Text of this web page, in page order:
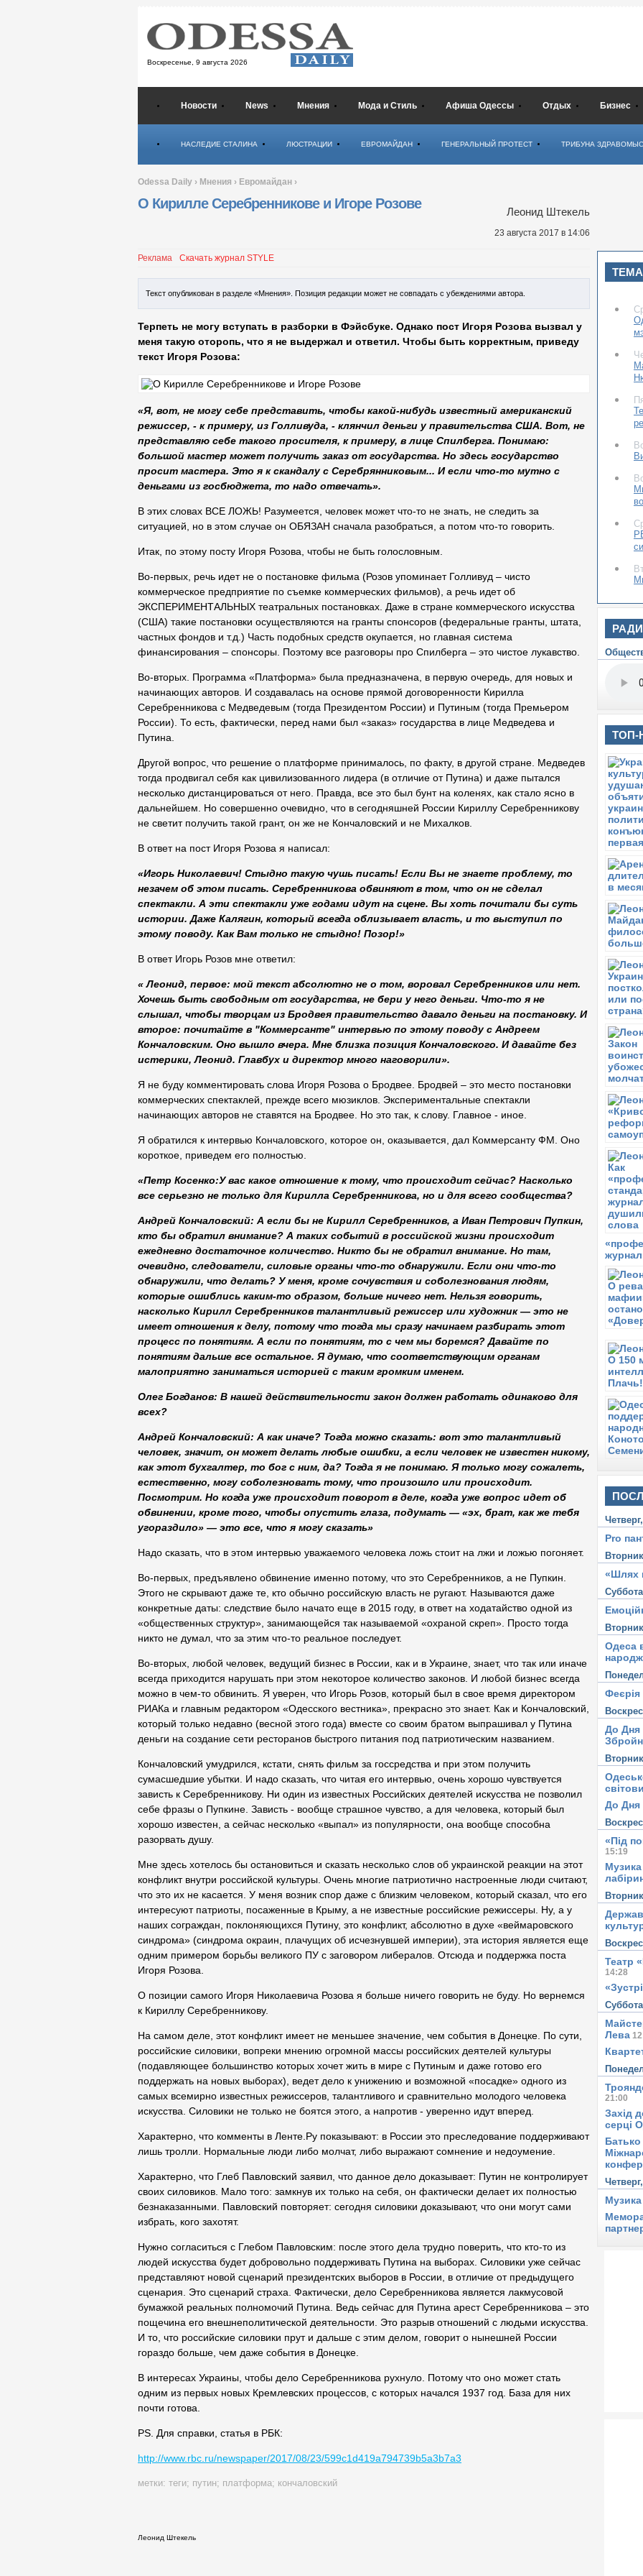
Воскресенье, 9 августа 2026
Новости News Мнения Мода и Стиль Афиша Одессы Отдых Бизнес
НАСЛЕДИЕ СТАЛИНА ЛЮСТРАЦИИ ЕВРОМАЙДАН ГЕНЕРАЛЬНЫЙ ПРОТЕСТ ТРИБУНА
Odessa Daily › Мнения › Евромайдан ›
О Кирилле Серебренникове и Игоре Розове
Леонид Штекель
23 августа 2017 в 14:06
Реклама Скачать журнал STYLE
Текст опубликован в разделе «Мнения». Позиция редакции может не совпадать с убеждениями автора.
Терпеть не могу вступать в разборки в Фэйсбуке. Однако пост Игоря Розова вызвал у
меня такую оторопь, что я не выдержал и ответил. Чтобы быть корректным, приведу
текст Игоря Розова:
«Я, вот, не могу себе представить, чтобы какой-нибудь известный американский
режиссер, - к примеру, из Голливуда, - клянчил деньги у правительства США. Вот, не
представляю себе такого просителя, к примеру, в лице Спилберга. Понимаю:
большой мастер может получить заказ от государства. Но здесь государство
просит мастера. Это я к скандалу с Серебрянниковым... И если что-то мутно с
деньгами из госбюджета, то надо отвечать».
В этих словах ВСЕ ЛОЖЬ! Разумеется, человек может что-то не знать, не следить за
ситуацией, но в этом случае он ОБЯЗАН сначала разобраться, а потом что-то говорить.
Итак, по этому посту Игоря Розова, чтобы не быть голословным.
Во-первых, речь идет не о постановке фильма (Розов упоминает Голливуд – чисто
коммерческое предприятие по съемке коммерческих фильмов), а речь идет об
ЭКСПЕРИМЕНТАЛЬНЫХ театральных постановках. Даже в стране коммерческого искусства
(США) такие постановки осуществляются на гранты спонсоров (федеральные гранты, штата,
частных фондов и т.д.) Часть подобных средств окупается, но главная система
финансирования – спонсоры. Поэтому все разговоры про Спилберга – это чистое лукавство.
Во-вторых. Программа «Платформа» была предназначена, в первую очередь, для новых и
начинающих авторов. И создавалась на основе прямой договоренности Кирилла
Серебренникова с Медведевым (тогда Президентом России) и Путиным (тогда Премьером
России). То есть, фактически, перед нами был «заказ» государства в лице Медведева и
Путина.
Другой вопрос, что решение о платформе принималось, по факту, в другой стране. Медведев
тогда продвигал себя как цивилизованного лидера (в отличие от Путина) и даже пытался
несколько дистанцироваться от него. Правда, все это был бунт на коленях, как стало ясно в
дальнейшем. Но совершенно очевидно, что в сегодняшней России Кириллу Серебренникову
не светит получить такой грант, он же не Кончаловский и не Михалков.
В ответ на пост Игоря Розова я написал:
«Игорь Николаевич! Стыдно такую чушь писать! Если Вы не знаете проблему, то
незачем об этом писать. Серебренникова обвиняют в том, что он не сделал
спектакли. А эти спектакли уже годами идут на сцене. Вы хоть почитали бы суть
истории. Даже Калягин, который всегда облизывает власть, и то выступил по
этому поводу. Как Вам только не стыдно! Позор!»
В ответ Игорь Розов мне ответил:
« Леонид, первое: мой текст абсолютно не о том, воровал Серебренников или нет.
Хочешь быть свободным от государства, не бери у него деньги. Что-то я не
слышал, чтобы творцам из Бродвея правительство давало деньги на постановку. И
второе: почитайте в "Коммерсанте" интервью по этому поводу с Андреем
Кончаловским. Оно вышло вчера. Мне близка позиция Кончаловского. И давайте без
истерики, Леонид. Главбух и директор много наговорили».
Я не буду комментировать слова Игоря Розова о Бродвее. Бродвей – это место постановки
коммерческих спектаклей, прежде всего мюзиклов. Экспериментальные спектакли
начинающих авторов не ставятся на Бродвее. Но это так, к слову. Главное - иное.
Я обратился к интервью Кончаловского, которое он, оказывается, дал Коммерсанту ФМ. Оно
короткое, приведем его полностью.
«Петр Косенко:У вас какое отношение к тому, что происходит сейчас? Насколько
все серьезно не только для Кирилла Серебренникова, но и для всего сообщества?
Андрей Кончаловский: А если бы не Кирилл Серебренников, а Иван Петрович Пупкин,
кто бы обратил внимание? А таких событий в российской жизни происходит
ежедневно достаточное количество. Никто бы не обратил внимание. Но там,
очевидно, следователи, силовые органы что-то обнаружили. Если они что-то
обнаружили, что делать? У меня, кроме сочувствия и соболезнования людям,
которые ошиблись каким-то образом, больше ничего нет. Нельзя говорить,
насколько Кирилл Серебренников талантливый режиссер или художник — это не
имеет отношения к делу, потому что тогда мы сразу начинаем разбирать этот
процесс по понятиям. А если по понятиям, то с чем мы боремся? Давайте по
понятиям дальше все остальное. Я думаю, что соответствующим органам
малоприятно заниматься историей с таким громким именем.
Олег Богданов: В нашей действительности закон должен работать одинаково для
всех?
Андрей Кончаловский: А как иначе? Тогда можно сказать: вот это талантливый
человек, значит, он может делать любые ошибки, а если человек не известен никому,
как этот бухгалтер, то бог с ним, да? Тогда я не понимаю. Я только могу сожалеть,
естественно, могу соболезновать тому, что произошло или происходит.
Посмотрим. Но когда уже происходит поворот в деле, когда уже вопрос идет об
обвинении, кроме того, чтобы опустить глаза, подумать — «эх, брат, как же тебя
угораздило» — это все, что я могу сказать»
Надо сказать, что в этом интервью уважаемого человека ложь стоит на лжи и ложью погоняет.
Во-первых, предъявлено обвинение именно потому, что это Серебренников, а не Пупкин.
Этого не скрывают даже те, кто обычно российскую власть не ругают. Называются даже
конкретные даты: следствие было начато еще в 2015 году, в ответ на ходатайство одной из
«общественных структур», занимающейся так называемой «охраной скреп». Просто тогда
никто не думал, что за этим что-то реальное последует.
Во-вторых, любой человек, ведущий бизнес в России, как и в Украине, знает, что так или иначе
всегда приходится нарушать при этом некоторое количество законов. И любой бизнес всегда
можно в чем-то обвинить. Я уверен, что Игорь Розов, который был в свое время директором
РИАКа и главным редактором «Одесского вестника», прекрасно это знает. Как и Кончаловский,
который только недавно (весной этого года) вместе со своим братом выпрашивал у Путина
деньги на создание сети ресторанов быстрого питания под патриотическим названием.
Кончаловский умудрился, кстати, снять фильм за госсредства и при этом получить
сумасшедшие убытки. И надо сказать, что читая его интервью, очень хорошо чувствуется
зависть к Серебренникову. Ни один из известных Российских деятелей искусства не позволил
себе фразы о Пупкине. Зависть - вообще страшное чувство, а для человека, который был
хорошо известен, а сейчас несколько «выпал» из популярности, она вообще способна
разорвать душу.
Мне здесь хотелось бы остановиться и сказать несколько слов об украинской реакции на этот
конфликт внутри российской культуры. Очень многие патриотично настроенные люди считают,
что это их не касается. У меня возник спор даже с близким человеком, который сказал, что его
интересуют патриоты, посаженные в Крыму, а не известные российские режиссеры. Ну, а у
наших сограждан, поклоняющихся Путину, это конфликт, абсолютно в духе «веймаровского
синдрома» (синдрома окраин, плачущих об исчезнувшей империи), эта история является еще
одним примером борьбы великого ПУ с заговором либералов. Отсюда и поддержка поста
Игоря Розова.
О позиции самого Игоря Николаевича Розова я больше ничего говорить не буду. Но вернемся
к Кириллу Серебренникову.
На самом деле, этот конфликт имеет не меньшее значение, чем события в Донецке. По сути,
российские силовики, вопреки мнению огромной массы российских деятелей культуры
(подавляющее большинство которых хочет жить в мире с Путиным и даже готово его
поддержать на новых выборах), ведет дело к унижению и возможной «посадке» одного из
самых всемирно известных режиссеров, талантливого и сравнительно молодого человека
искусства. Силовики не только не боятся этого, а напротив - уверенно идут вперед.
Характерно, что комменты в Ленте.Ру показывают: в России это преследование поддерживают
лишь тролли. Нормальные люди либо молчат, либо выражают сомнение и недоумение.
Характерно, что Глеб Павловский заявил, что данное дело доказывает: Путин не контролирует
своих силовиков. Мало того: замкнув их только на себя, он фактически делает их полностью
безнаказанными. Павловский повторяет: сегодня силовики доказывают, что они могут сами
избрать, кого захотят.
Нужно согласиться с Глебом Павловским: после этого дела трудно поверить, что кто-то из
людей искусства будет добровольно поддерживать Путина на выборах. Силовики уже сейчас
представляют новой сценарий президентских выборов в России, в отличие от предыдущего
сценария. Это сценарий страха. Фактически, дело Серебренникова является лакмусовой
бумажкой реальных полномочий Путина. Ведь сейчас для Путина арест Серебренникова – это
пощечина его внешнеполитической деятельности. Это разрыв отношений с людьми искусства.
И то, что российские силовики прут и дальше с этим делом, говорит о нынешней России
гораздо больше, чем даже события в Донецке.
В интересах Украины, чтобы дело Серебренникова рухнуло. Потому что оно может стать
одним из первых новых Кремлевских процессов, с которых начался 1937 год. База для них
почти готова.
PS. Для справки, статья в РБК:
http://www.rbc.ru/newspaper/2017/08/23/599c1d419a794739b5a3b7a3
метки: теги; путин; платформа; кончаловский
Леонид Штекель
О
в
ТОП-
Четверг,
Pro
«Шлях
Одеса
Феєрія
До Дня
До Дня
«Під
15:19
Театр
14:28
Лева
21:00
Захід
серці
Четверг,